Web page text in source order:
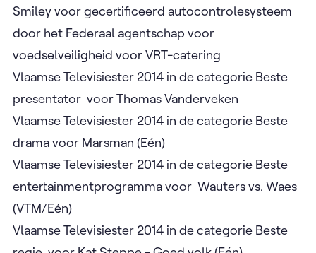
Smiley voor gecertificeerd autocontrolesysteem
door het Federaal agentschap voor
voedselveiligheid voor VRT-catering
Vlaamse Televisiester 2014 in de categorie Beste
presentator voor Thomas Vanderveken
Vlaamse Televisiester 2014 in de categorie Beste
drama voor Marsman (Eén)
Vlaamse Televisiester 2014 in de categorie Beste
entertainmentprogramma voor Wauters vs. Waes
(VTM/Eén)
Vlaamse Televisiester 2014 in de categorie Beste